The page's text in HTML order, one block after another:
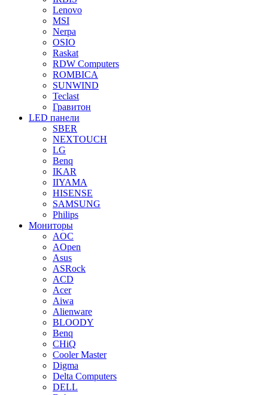
Lenovo
MSI
Nerpa
OSIO
Raskat
RDW Computers
ROMBICA
SUNWIND
Teclast
Гравитон
LED панели
SBER
NEXTOUCH
LG
Benq
IKAR
IIYAMA
HISENSE
SAMSUNG
Philips
Мониторы
AOC
AOpen
Asus
ASRock
ACD
Acer
Aiwa
Alienware
BLOODY
Benq
CHiQ
Cooler Master
Digma
Delta Computers
DELL